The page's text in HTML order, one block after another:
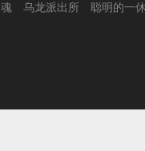
乌龙派出所 聪明的一休